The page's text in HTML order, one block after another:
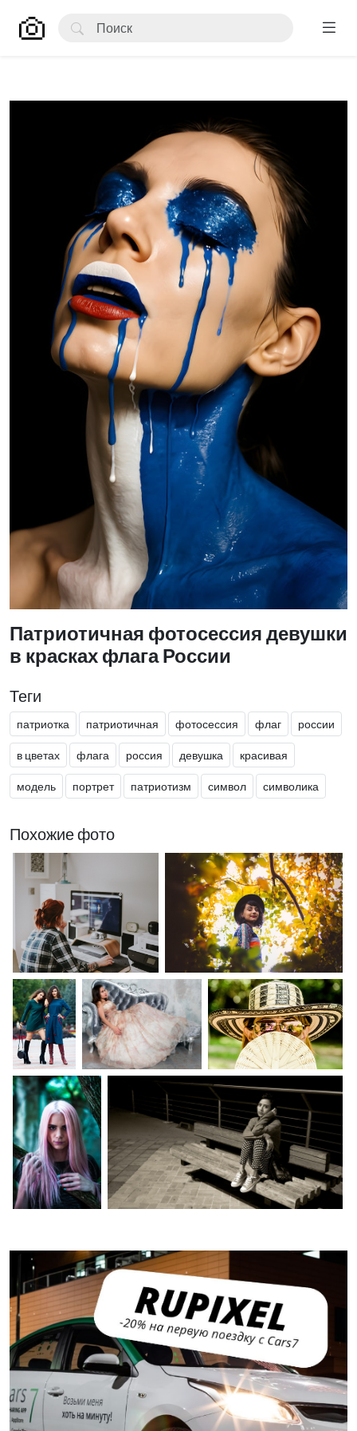
Патриотичная фотосессия девушки
в красках флага России
Теги
патриотка патриотичная фотосессия флаг россии
в цветах флага россия девушка красивая
модель портрет патриотизм символ символика
Похожие фото